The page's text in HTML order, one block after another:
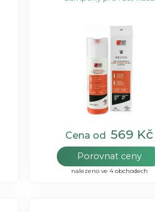
Cena od 569 Kč
Porovnat ceny
nalezeno ve 4 obchodech